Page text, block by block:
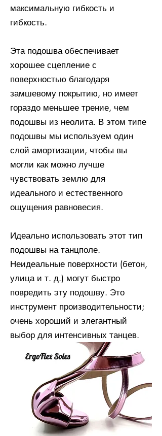
максимальную гибкость и
гибкость.
Эта подошва обеспечивает
хорошее сцепление с
поверхностью благодаря
замшевому покрытию, но имеет
гораздо меньшее трение, чем
подошвы из неолита. В этом типе
подошвы мы используем один
слой амортизации, чтобы вы
могли как можно лучше
чувствовать землю для
идеального и естественного
ощущения равновесия.
Идеально использовать этот тип
подошвы на танцполе.
Неидеальные поверхности (бетон,
улица и т. д.) могут быстро
повредить эту подошву. Это
инструмент производительности;
очень хороший и элегантный
выбор для интенсивных танцев.